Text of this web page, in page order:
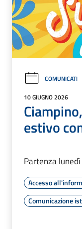
COMUNICATI
10 GIUGNO 2026
estivo
Partenza
Accesso
Comunicazione